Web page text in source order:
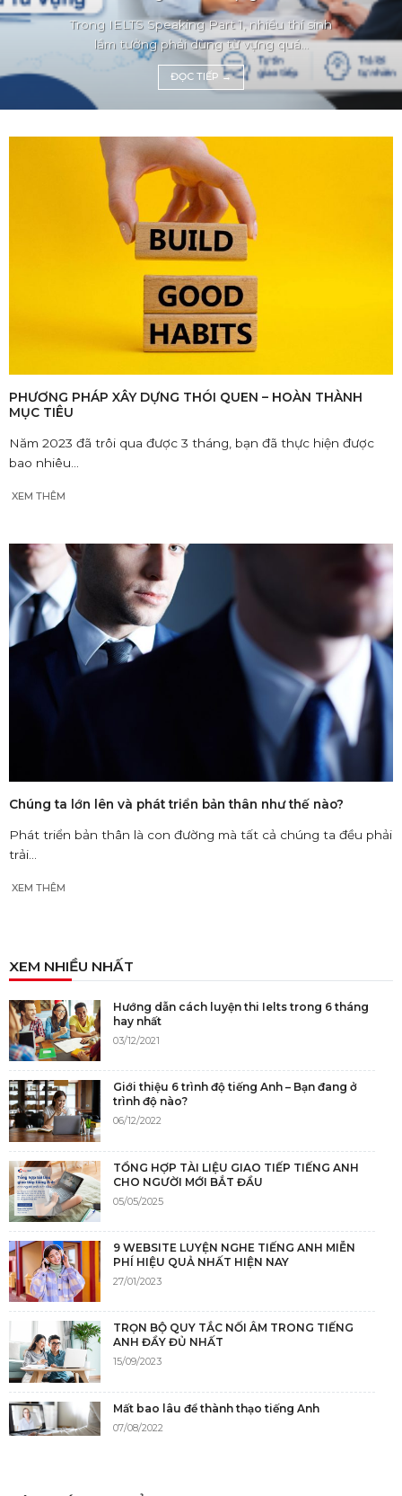
Trong IELTS Speaking Part 1, nhiều thí sinh
lầm tưởng phải dùng từ vựng quá...
ĐỌC TIẾP →
PHƯƠNG PHÁP XÂY DỰNG THÓI QUEN – HOÀN THÀNH
MỤC TIÊU
Năm 2023 đã trôi qua được 3 tháng, bạn đã thực hiện được
bao nhiêu...
XEM THÊM
Chúng ta lớn lên và phát triển bản thân như thế nào?
Phát triển bản thân là con đường mà tất cả chúng ta đều phải
trải...
XEM THÊM
XEM NHIỀU NHẤT
Hướng dẫn cách luyện thi Ielts trong 6 tháng
hay nhất
03/12/2021
Giới thiệu 6 trình độ tiếng Anh – Bạn đang ở
trình độ nào?
06/12/2022
TỔNG HỢP TÀI LIỆU GIAO TIẾP TIẾNG ANH
CHO NGƯỜI MỚI BẮT ĐẦU
05/05/2025
9 WEBSITE LUYỆN NGHE TIẾNG ANH MIỄN
PHÍ HIỆU QUẢ NHẤT HIỆN NAY
27/01/2023
TRỌN BỘ QUY TẮC NỐI ÂM TRONG TIẾNG
ANH ĐẦY ĐỦ NHẤT
15/09/2023
Mất bao lâu để thành thạo tiếng Anh
07/08/2022